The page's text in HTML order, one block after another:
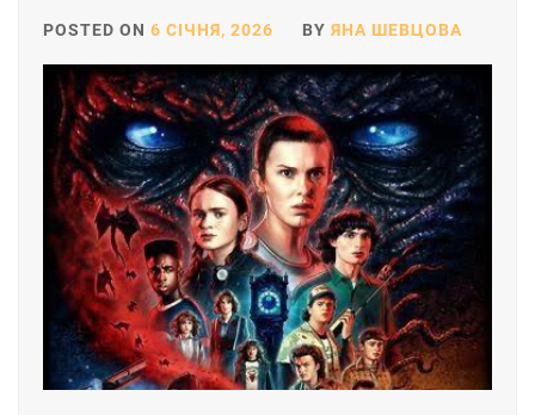
POSTED ON 6 СІЧНЯ, 2026 BY ЯНА ШЕВЦОВА